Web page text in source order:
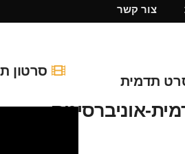
צור קשר
תדמית
סרטון
אוניברסיטת